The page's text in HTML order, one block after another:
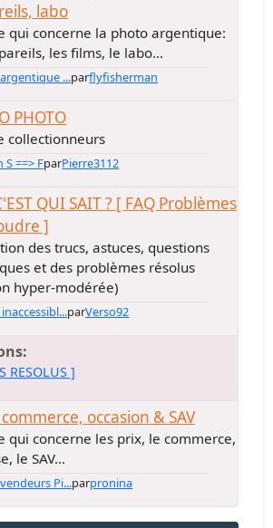
labo
qui concerne la photo argentique:
les films, le labo...
...parflyfisherman
PHOTO
collectionneurs
==> FparPierre3112
QUI SAIT ? [ FAQ Problèmes
]
des trucs, astuces, questions
et des problèmes résolus
hyper-modérée)
inaccessibl...parVerso92
RESOLUS ]
commerce, occasion & SAV
qui concerne les prix, le commerce,
le SAV...
Pi...parpronina